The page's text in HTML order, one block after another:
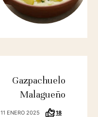
Gazpachuelo
Malagueño
11 ENERO 2025
18